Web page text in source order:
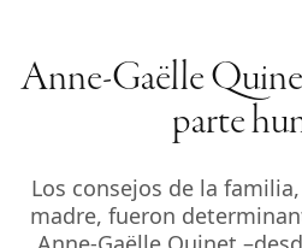
Anne-Gaëlle
parte
Los consejos de la
madre, fueron